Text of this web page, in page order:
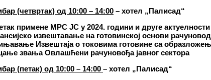
(четвртак) од 10:00 – 14:00 – хотел „Палисад“
примене МРС ЈС у 2024. години и друге
извештавање на готовинској основи
Извештаја о токовима готовине са
звања Овлашћени рачуновођа јавног сектора
(петак) од 10:00 – 14:00 – хотел „Палисад“